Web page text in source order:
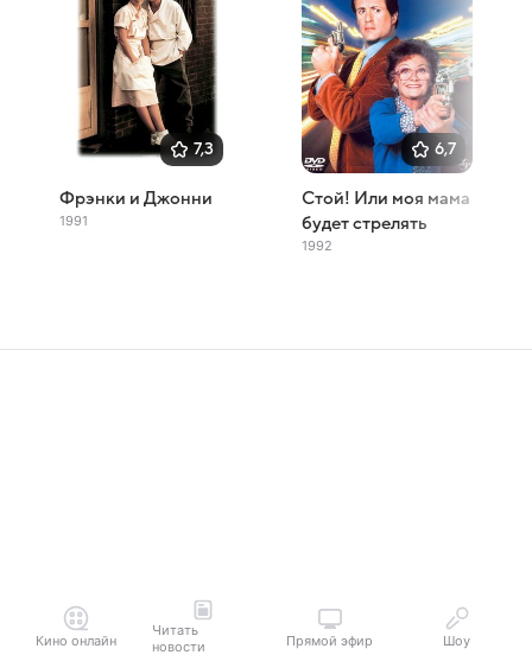
7,3
Фрэнки и Джонни
1991
6,7
Стой! Или моя мама
будет стрелять
1992
Кино онлайн
Читать
новости
Прямой эфир Шоу